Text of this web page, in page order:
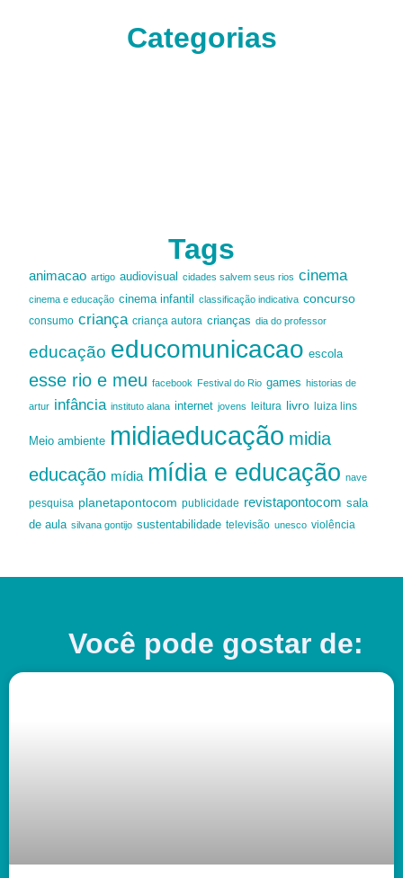
Categorias
Tags
animacao artigo audiovisual cidades salvem seus rios cinema
cinema e educação cinema infantil classificação indicativa concurso
consumo criança criança autora crianças dia do professor
educação educomunicacao escola
esse rio e meu facebook Festival do Rio games historias de
artur infância instituto alana internet jovens leitura livro luiza lins
Meio ambiente midiaeducação midia
educação mídia mídia e educação nave
pesquisa planetapontocom publicidade revistapontocom sala
de aula silvana gontijo sustentabilidade televisão unesco violência
Você pode gostar de: